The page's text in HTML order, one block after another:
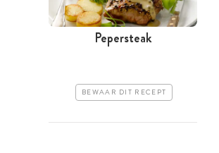
Pepersteak
BEWAAR DIT RECEPT